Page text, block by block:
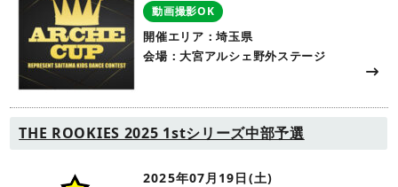
動画撮影OK
開催エリア：埼玉県
会場：大宮アルシェ野外ステージ
THE ROOKIES 2025 1stシリーズ中部予選
2025年07月19日(土)